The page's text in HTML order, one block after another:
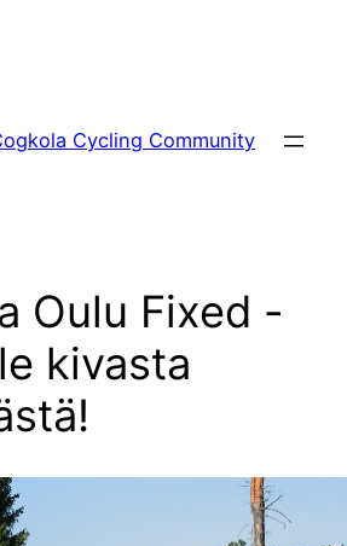
Cycling Community
Oulu Fixed -
kivasta